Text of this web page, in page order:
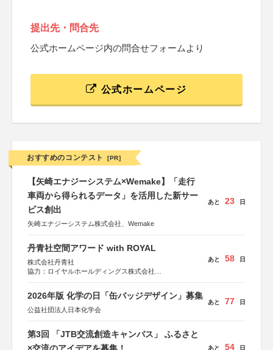
提出先・問合先
公式ホームページ内の問合せフォームより
公式ホームページ
おすすめのコンテスト [PR]
【矢崎エナジーシステム×Wemake】「走行
車両から得られるデータ」を活用した新サー
ビス創出
矢崎エナジーシステム株式会社、Wemake
あと 23 日
丹青社空間アワード with ROYAL
株式会社丹青社
協力：ロイヤルホールディングス株式会社
あと 58 日
2026年版 化学の日「缶バッジデザイン」募集
公益社団法人日本化学会
あと 77 日
第3回 「JTB交流創造キャンバス」 ふるさと
あと 54 日